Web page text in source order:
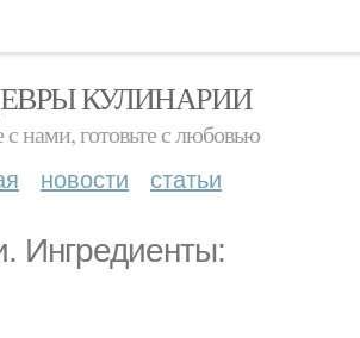
КУЛИНАРИИ
с нами, готовьте с любовью
новости статьи
Ингредиенты: